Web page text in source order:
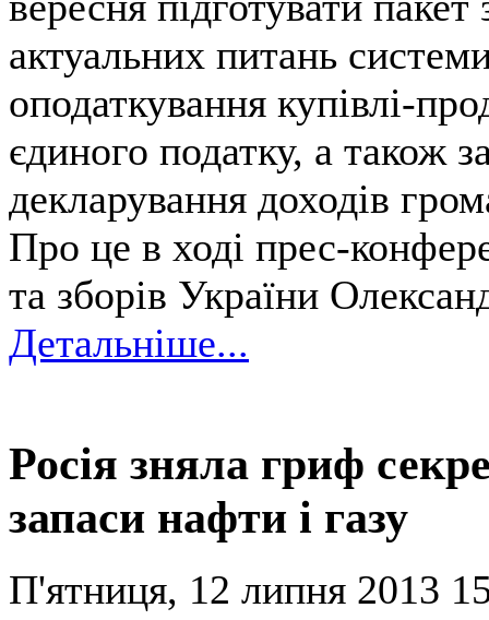
актуальних питань
оподаткування купівлі-
єдиного податку, а також
декларування доходів
Про це в ході прес-
та зборів України
Детальніше...
Росія зняла гриф
запаси нафти і газу
П'ятниця, 12 липня 2013